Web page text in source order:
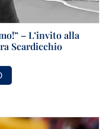
– L’invito alla
Scardicchio